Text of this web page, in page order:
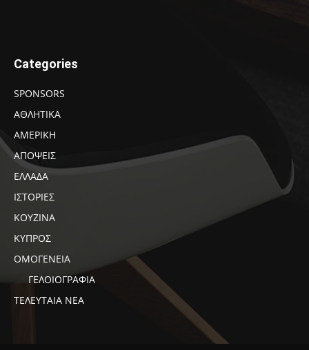
Categories
SPONSORS
ΑΘΛΗΤΙΚΑ
ΑΜΕΡΙΚΗ
ΑΠΟΨΕΙΣ
ΕΛΛΑΔΑ
ΙΣΤΟΡΙΕΣ
ΚΟΥΖΙΝΑ
ΚΥΠΡΟΣ
ΟΜΟΓΕΝΕΙΑ
ΓΕΛΟΙΟΓΡΑΦΙΑ
ΤΕΛΕΥΤΑΙΑ ΝΕΑ